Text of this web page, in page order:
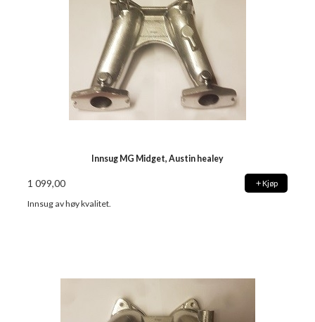
Innsug MG Midget, Austin healey
1 099,00 Kjøp
Innsug av høy kvalitet.